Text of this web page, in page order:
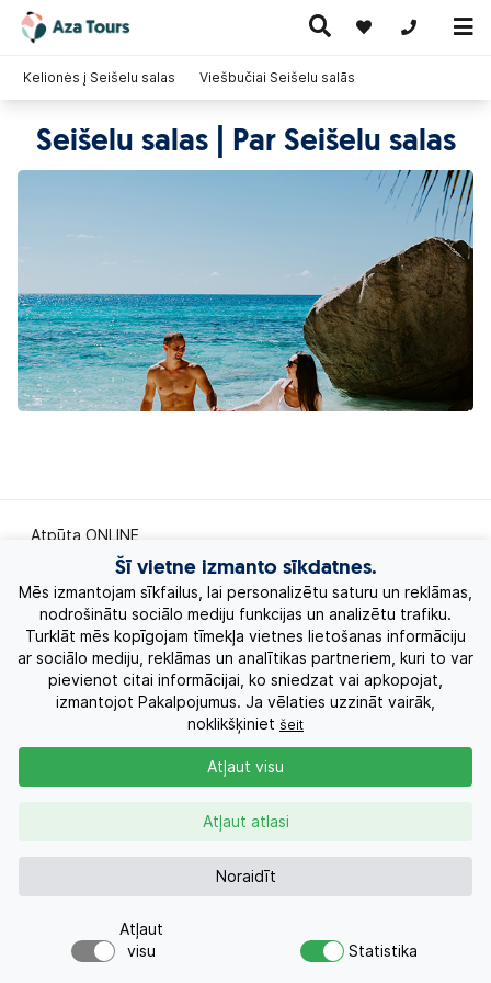
+371
ceļojumi
Ceļojumi
Kruīzi
piedāvājumi
Kelionės į Seišelu salas Viešbučiai Seišelu salās
Seišelu salas | Par Seišelu salas
Atpūta ONLINE
Ekskursiju ceļojumi
Eksotiskie ceļojumi
Labākie piedāvājumi
Kruīzi
Kontakti
+371 26955551
Šī vietne izmanto sīkdatnes.
Mēs izmantojam sīkfailus, lai personalizētu saturu un reklāmas,
nodrošinātu sociālo mediju funkcijas un analizētu trafiku.
Turklāt mēs kopīgojam tīmekļa vietnes lietošanas informāciju
ar sociālo mediju, reklāmas un analītikas partneriem, kuri to var
pievienot citai informācijai, ko sniedzat vai apkopojat,
izmantojot Pakalpojumus. Ja vēlaties uzzināt vairāk,
noklikšķiniet šeit
Noraidīt
Atļaut atlasi
Atļaut visu
Atļaut
visu
Statistika